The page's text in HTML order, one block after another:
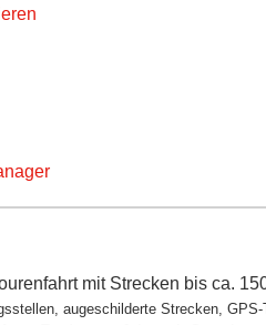
mit Strecken bis ca.
augeschilderte Strecken,